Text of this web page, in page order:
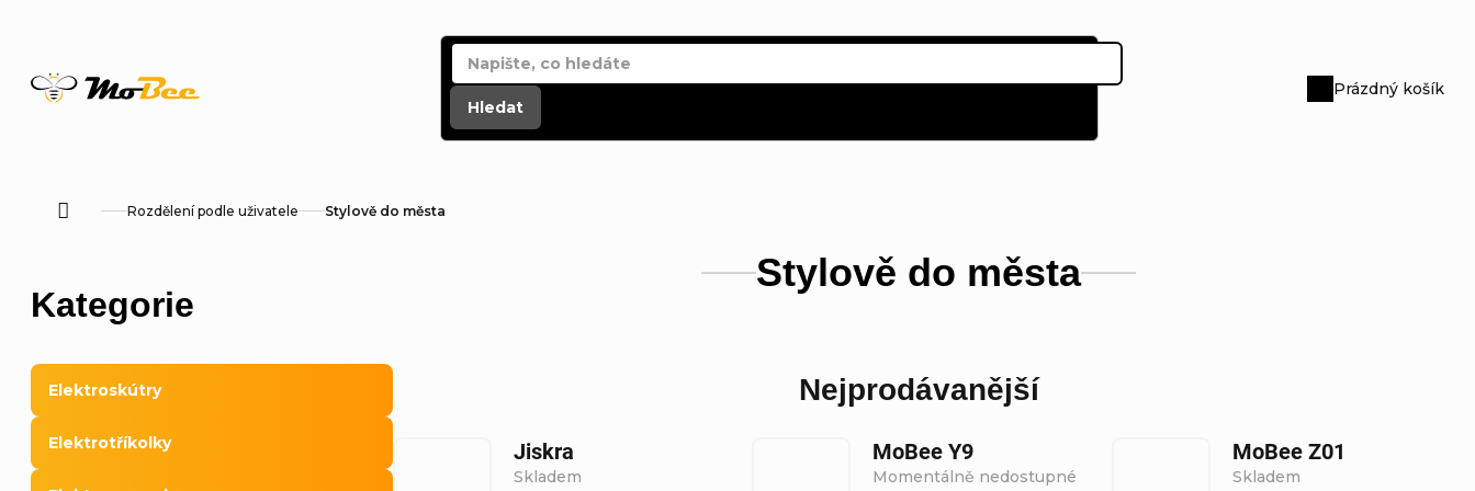
Hledat
Nákupní
Prázdný košík
DomůRozdělení podle uživatele Stylově do města
o
s
t
Přeskočit
kategorie
Kategorie
Elektroskútry
Elektrotříkolky
Stylově do města
Nejprodávanější
Jiskra
Skladem
MoBee Y9
Momentálně nedostupné
MoBee Z01
Skladem